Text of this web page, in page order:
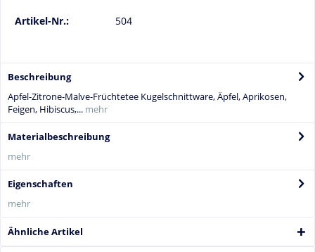
Artikel-Nr.: 504
Beschreibung
Apfel-Zitrone-Malve-Früchtetee Kugelschnittware, Äpfel, Aprikosen,
Feigen, Hibiscus,... mehr
Materialbeschreibung
mehr
Eigenschaften
mehr
Ähnliche Artikel